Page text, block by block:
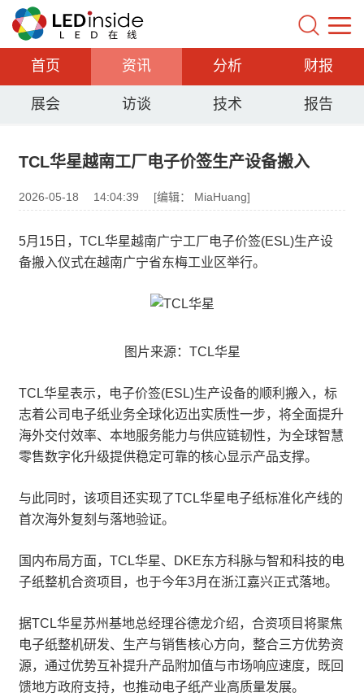
首页 资讯 分析 财报
展会 访谈 技术 报告
TCL华星越南工厂电子价签生产设备搬入
2026-05-18 14:04:39 [编辑： MiaHuang]
5月15日，TCL华星越南广宁工厂电子价签(ESL)生产设
备搬入仪式在越南广宁省东梅工业区举行。
图片来源：TCL华星
TCL华星表示，电子价签(ESL)生产设备的顺利搬入，标
志着公司电子纸业务全球化迈出实质性一步，将全面提升
海外交付效率、本地服务能力与供应链韧性，为全球智慧
零售数字化升级提供稳定可靠的核心显示产品支撑。
与此同时，该项目还实现了TCL华星电子纸标准化产线的
首次海外复刻与落地验证。
国内布局方面，TCL华星、DKE东方科脉与智和科技的电
子纸整机合资项目，也于今年3月在浙江嘉兴正式落地。
据TCL华星苏州基地总经理谷德龙介绍，合资项目将聚焦
电子纸整机研发、生产与销售核心方向，整合三方优势资
源，通过优势互补提升产品附加值与市场响应速度，既回
馈地方政府支持，也推动电子纸产业高质量发展。